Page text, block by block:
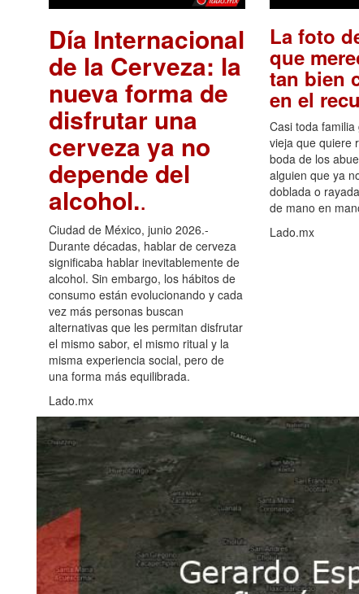
Día Internacional
de la Cerveza: la
nueva forma de
disfrutar una
cerveza ya no
depende del
alcohol..
Ciudad de México, junio 2026.-
Durante décadas, hablar de cerveza
significaba hablar inevitablemente de
alcohol. Sin embargo, los hábitos de
consumo están evolucionando y cada
vez más personas buscan
alternativas que les permitan disfrutar
el mismo sabor, el mismo ritual y la
misma experiencia social, pero de
una forma más equilibrada.
Lado.mx
La foto
que
tan bien
en el
Casi toda
vieja que quiere
boda de los
alguien que ya
doblada o
de mano en
Lado.mx